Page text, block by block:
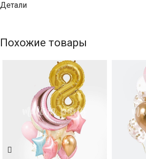
Детали
Похожие товары